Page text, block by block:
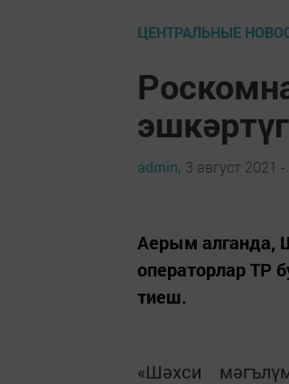
ЦЕНТРАЛЬНЫЕ
admin, 3 август 2021
Аерым алганда,
операторлар ТР
тиеш.
«Шәхси